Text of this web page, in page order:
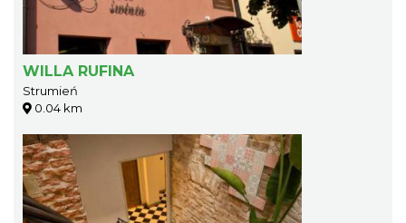
WILLA RUFINA
Strumień
0.04 km